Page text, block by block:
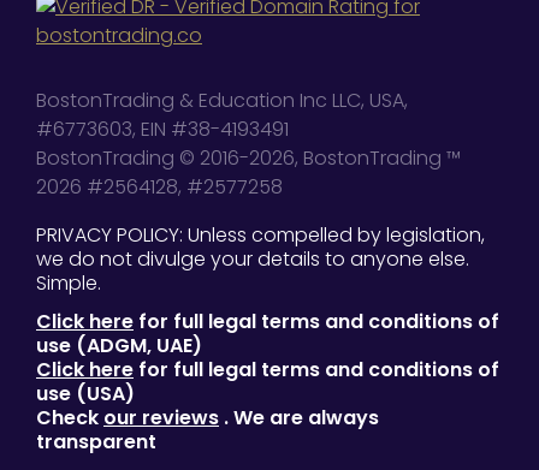
BostonTrading & Education Inc LLC, USA,
#6773603, EIN #38-4193491
BostonTrading © 2016-2026, BostonTrading ™
2026 #2564128, #2577258
PRIVACY POLICY: Unless compelled by legislation,
we do not divulge your details to anyone else.
Simple.
Click here for full legal terms and conditions of
use (ADGM, UAE)
Click here for full legal terms and conditions of
use (USA)
Check our reviews . We are always
transparent